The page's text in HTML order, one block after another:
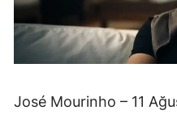
José Mourinho – 11